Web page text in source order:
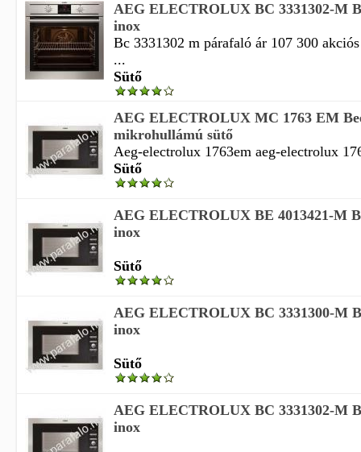
AEG ELECTROLUX BC 3331302-M
inox
Bc 3331302 m párafaló ár 107 300
...
Sütő
AEG ELECTROLUX MC 1763 EM
mikrohullámú sütő
Aeg-electrolux 1763em aeg-electrolux
Sütő
AEG ELECTROLUX BE 4013421-M
inox
Sütő
AEG ELECTROLUX BC 3331300-M
inox
Sütő
AEG ELECTROLUX BC 3331302-M
inox